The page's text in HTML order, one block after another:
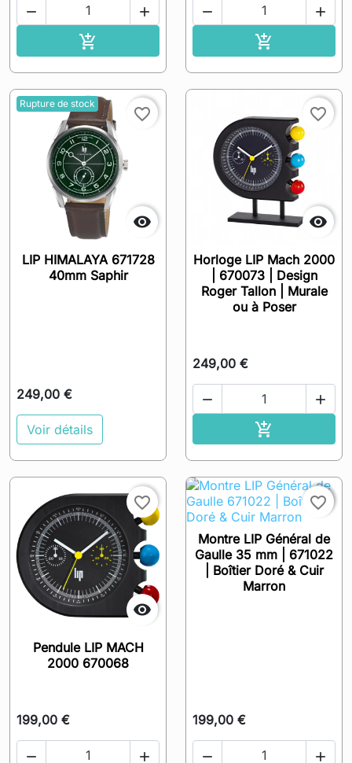
 

 

Rupture de stock

favorite_border
LIP HIMALAYA 671728
40mm Saphir
249,00 €
Voir détails

favorite_border
Horloge LIP Mach 2000
| 670073 | Design
Roger Tallon | Murale
ou à Poser
249,00 €
 


favorite_border
Pendule LIP MACH
2000 670068
199,00 €
 

favorite_border
Montre LIP Général de
Gaulle 35 mm | 671022
| Boîtier Doré & Cuir
Marron
199,00 €
 